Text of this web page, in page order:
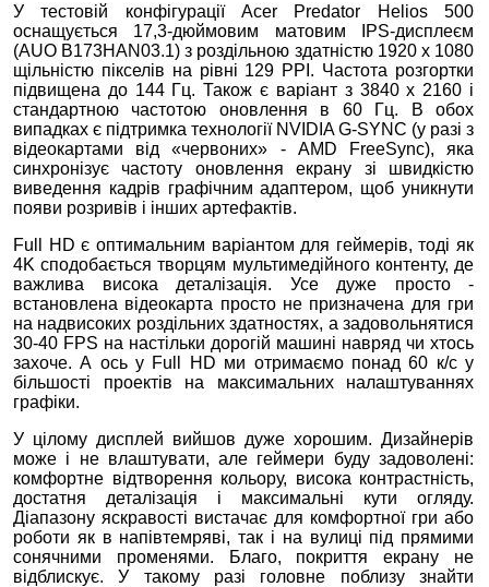
У тестовій конфігурації Acer Predator Helios 500
оснащується 17,3-дюймовим матовим IPS-дисплеєм
(AUO B173HAN03.1) з роздільною здатністю 1920 x 1080
щільністю пікселів на рівні 129 PPI. Частота розгортки
підвищена до 144 Гц. Також є варіант з 3840 x 2160 і
стандартною частотою оновлення в 60 Гц. В обох
випадках є підтримка технології NVIDIA G-SYNC (у разі з
відеокартами від «червоних» - AMD FreeSync), яка
синхронізує частоту оновлення екрану зі швидкістю
виведення кадрів графічним адаптером, щоб уникнути
появи розривів і інших артефактів.
Full HD є оптимальним варіантом для геймерів, тоді як
4K сподобається творцям мультимедійного контенту, де
важлива висока деталізація. Усе дуже просто -
встановлена ​​відеокарта просто не призначена для гри
на надвисоких роздільних здатностях, а задовольнятися
30-40 FPS на настільки дорогій машині навряд чи хтось
захоче. А ось у Full HD ми отримаємо понад 60 к/с у
більшості проектів на максимальних налаштуваннях
графіки.
У цілому дисплей вийшов дуже хорошим. Дизайнерів
може і не влаштувати, але геймери буду задоволені:
комфортне відтворення кольору, висока контрастність,
достатня деталізація і максимальні кути огляду.
Діапазону яскравості вистачає для комфортної гри або
роботи як в напівтемряві, так і на вулиці під прямими
сонячними променями. Благо, покриття екрану не
відблискує. У такому разі головне поблизу знайти